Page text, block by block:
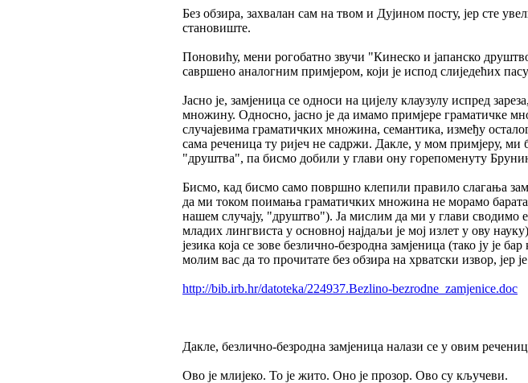
Без обзира, захвалан сам на твом и Дујином посту, јер сте
становиште.
Поновићу, мени рогобатно звучи "Кинеско и јапанско
савршено аналогним примјером, који је испод слиједећих
Јасно је, замјеница се односи на цијелу клаузулу испред
множину. Односно, јасно је да имамо примјере граматичке
случајевима граматичких множина, семантика, између
сама реченица ту ријеч не садржи. Дакле, у мом примјеру,
"друштва", па бисмо добили у глави ону горепоменуту
Бисмо, кад бисмо само површно клепили правило слагања
да ми током поимања граматичких множина не морамо
нашем случају, "друштво"). Ја мислим да ми у глави сводимо
младих лингвиста у основној најдаљи је мој излет у ову
језика која се зове безлично-безродна замјеница (тако ју
молим вас да то прочитате без обзира на хрватски извор, јер
http://bib.irb.hr/datoteka/224937.Bezlino-bezrodne_zamjenice.doc
Дакле, безлично-безродна замјеница налази се у овим
Ово је млијеко. То је жито. Оно је прозор. Ово су кључеви.